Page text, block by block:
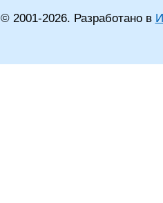
© 2001-2026. Разработано в